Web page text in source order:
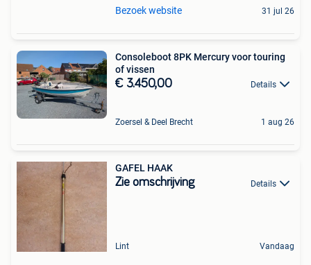
Bezoek website 31 jul 26
Consoleboot 8PK Mercury voor touring
of vissen
€ 3.450,00 Details
Zoersel & Deel Brecht 1 aug 26
GAFEL HAAK
Zie omschrijving Details
Lint Vandaag